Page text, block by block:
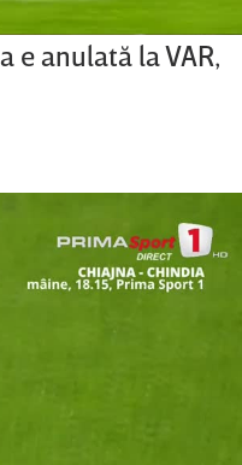
e anulată la VAR,